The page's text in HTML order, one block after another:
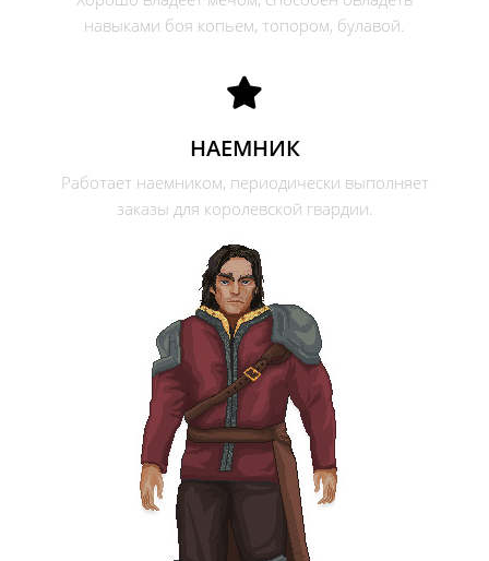
навыками боя копьем, топором, булавой.
НАЕМНИК
Работает наемником, периодически выполняет
заказы для королевской гвардии.